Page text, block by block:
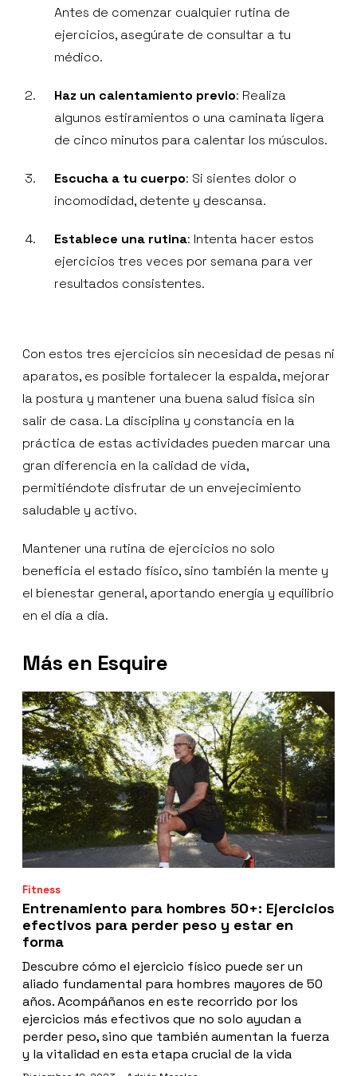
Antes de comenzar cualquier rutina de
ejercicios, asegúrate de consultar a tu
médico.
Haz un calentamiento previo: Realiza
algunos estiramientos o una caminata ligera
de cinco minutos para calentar los músculos.
Escucha a tu cuerpo: Si sientes dolor o
incomodidad, detente y descansa.
Establece una rutina: Intenta hacer estos
ejercicios tres veces por semana para ver
resultados consistentes.
Con estos tres ejercicios sin necesidad de pesas ni
aparatos, es posible fortalecer la espalda, mejorar
la postura y mantener una buena salud física sin
salir de casa. La disciplina y constancia en la
práctica de estas actividades pueden marcar una
gran diferencia en la calidad de vida,
permitiéndote disfrutar de un envejecimiento
saludable y activo.
Mantener una rutina de ejercicios no solo
beneficia el estado físico, sino también la mente y
el bienestar general, aportando energía y equilibrio
en el día a día.
Más en Esquire
Fitness
Entrenamiento para hombres 50+: Ejercicios
efectivos para perder peso y estar en
forma
Descubre cómo el ejercicio físico puede ser un
aliado fundamental para hombres mayores de 50
años. Acompáñanos en este recorrido por los
ejercicios más efectivos que no solo ayudan a
perder peso, sino que también aumentan la fuerza
y la vitalidad en esta etapa crucial de la vida